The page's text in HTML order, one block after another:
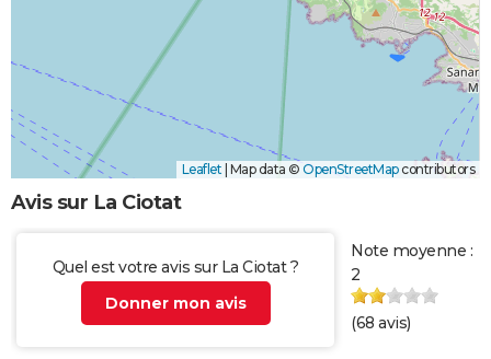
Leaflet Map data © OpenStreetMapcontributors
Avis sur La Ciotat
Quel est votre avis sur La Ciotat ?
Donner mon avis
Note moyenne :
2
(68 avis)